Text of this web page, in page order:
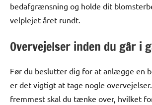
bedafgrænsning og holde dit
velplejet året rundt.
Overvejelser inden du går i
Før du beslutter dig for at anlægge en
er det vigtigt at tage nogle
fremmest skal du tænke over, hvilket